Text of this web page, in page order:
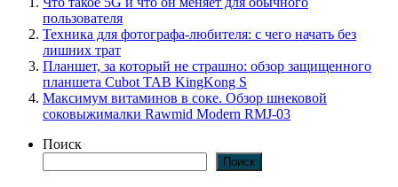
пользователя
Техника для фотографа-любителя: с чего начать без
лишних трат
Планшет, за который не страшно: обзор защищенного
планшета Cubot TAB KingKong S
Максимум витаминов в соке. Обзор шнековой
соковыжималки Rawmid Modern RMJ-03
Поиск
Поиск